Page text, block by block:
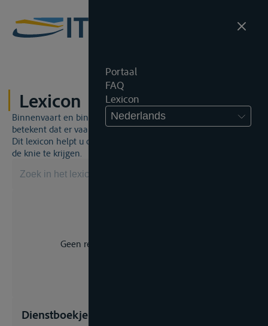
Portaal
FAQ
Lexicon
Nederlands
Lexicon
Binnenvaart en binnenvaartrecht is een unieke wereld. Dat
betekent dat er vaak een specifiek vakjargon gebruikt wordt.
Dit lexicon helpt u om een aantal broodnodige termen onder
de knie te krijgen.
Geen resultaat voor uw zoekopdracht.
Dienstboekje